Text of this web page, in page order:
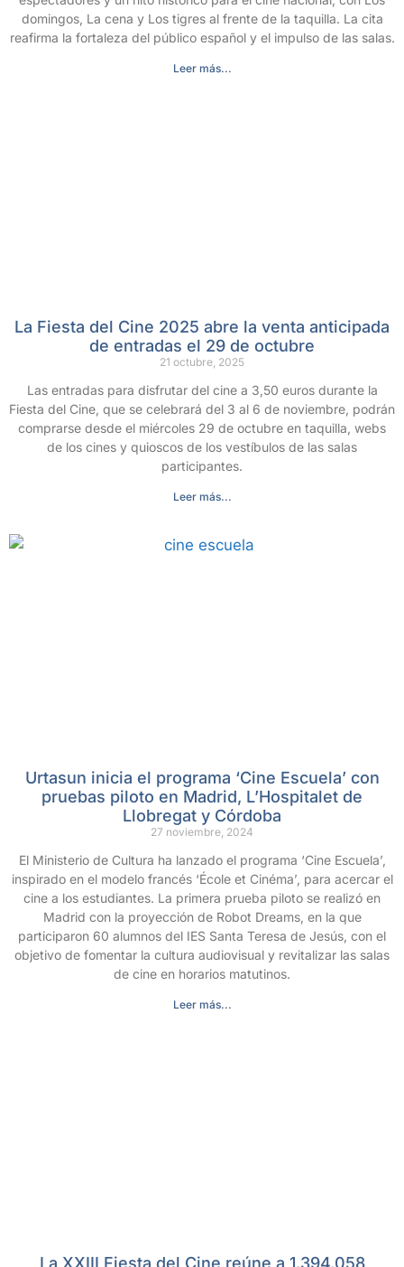
domingos, La cena y Los tigres al frente de la taquilla. La cita
reafirma la fortaleza del público español y el impulso de las salas.
Leer más...
La Fiesta del Cine 2025 abre la venta anticipada
de entradas el 29 de octubre
21 octubre, 2025
Las entradas para disfrutar del cine a 3,50 euros durante la
Fiesta del Cine, que se celebrará del 3 al 6 de noviembre, podrán
comprarse desde el miércoles 29 de octubre en taquilla, webs
de los cines y quioscos de los vestíbulos de las salas
participantes.
Leer más...
Urtasun inicia el programa ‘Cine Escuela’ con
pruebas piloto en Madrid, L’Hospitalet de
Llobregat y Córdoba
27 noviembre, 2024
El Ministerio de Cultura ha lanzado el programa ‘Cine Escuela’,
inspirado en el modelo francés ‘École et Cinéma’, para acercar el
cine a los estudiantes. La primera prueba piloto se realizó en
Madrid con la proyección de Robot Dreams, en la que
participaron 60 alumnos del IES Santa Teresa de Jesús, con el
objetivo de fomentar la cultura audiovisual y revitalizar las salas
de cine en horarios matutinos.
Leer más...